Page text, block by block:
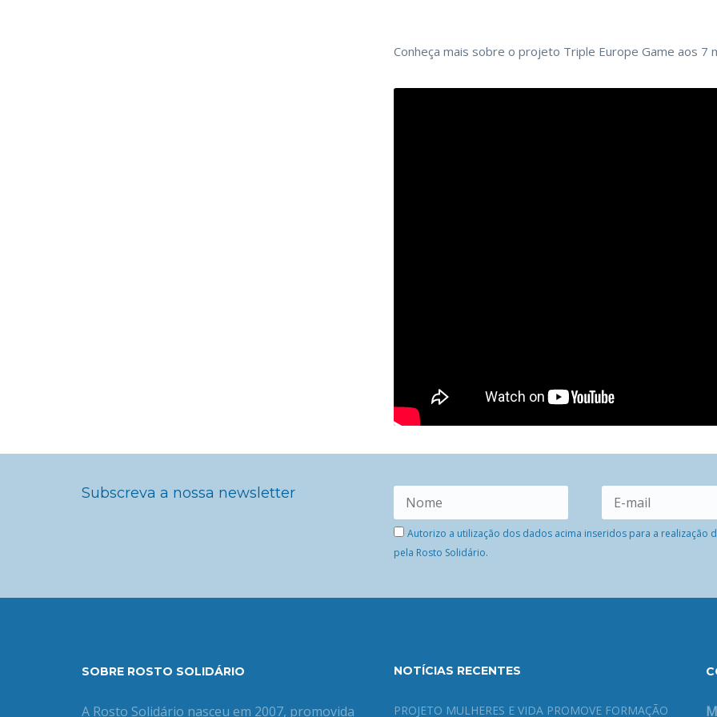
Conheça mais sobre o projeto Triple Europe Game aos 7
Subscreva a nossa newsletter
Autorizo a utilização dos dados acima inseridos para a realização
pela Rosto Solidário.
SOBRE ROSTO SOLIDÁRIO
A Rosto Solidário nasceu em 2007, promovida
NOTÍCIAS RECENTES
PROJETO MULHERES E VIDA PROMOVE FORMAÇÃO